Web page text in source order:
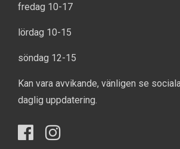
fredag 10-17
lördag 10-15
söndag 12-15
Kan vara avvikande, vänligen se
daglig uppdatering.